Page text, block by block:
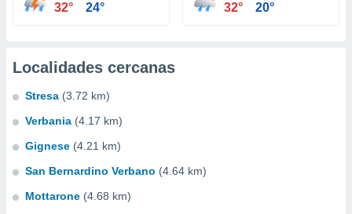
32° 24° 32° 20°
Localidades cercanas
Stresa (3.72 km)
Verbania (4.17 km)
Gignese (4.21 km)
San Bernardino Verbano (4.64 km)
Mottarone (4.68 km)